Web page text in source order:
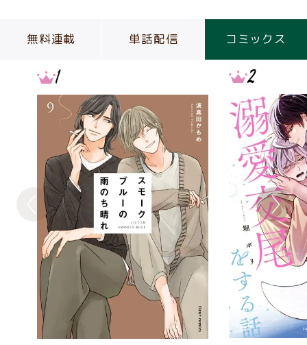
無料連載 単話配信 コミックス